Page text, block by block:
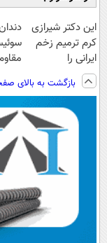
این دکتر شیرازی
کرم ترمیم زخم
ایرانی را
ساخت!!!
بازگشت به بالای